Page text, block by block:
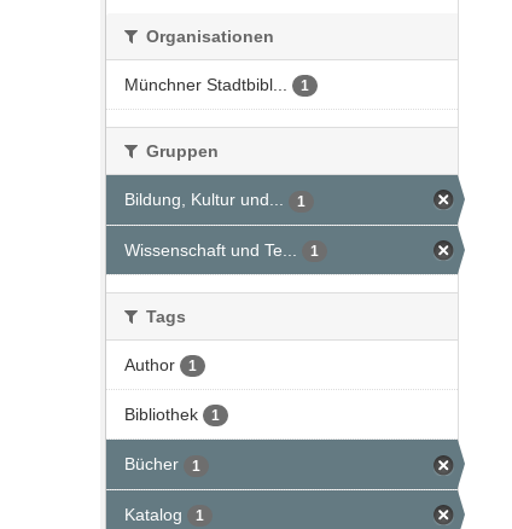
Organisationen
Münchner Stadtbibl... 1
Gruppen
Bildung, Kultur und... 1
Wissenschaft und Te... 1
Tags
Author 1
Bibliothek 1
Bücher 1
Katalog 1